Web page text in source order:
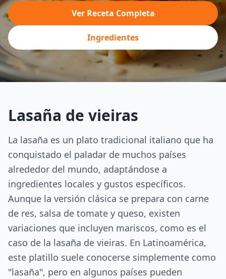
Ver Receta Completa
Ingredientes
Lasaña de vieiras
La lasaña es un plato tradicional italiano que ha
conquistado el paladar de muchos países
alrededor del mundo, adaptándose a
ingredientes locales y gustos específicos.
Aunque la versión clásica se prepara con carne
de res, salsa de tomate y queso, existen
variaciones que incluyen mariscos, como es el
caso de la lasaña de vieiras. En Latinoamérica,
este platillo suele conocerse simplemente como
"lasaña", pero en algunos países pueden